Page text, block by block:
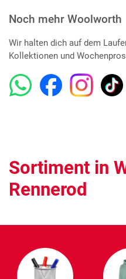
Noch mehr Woolworth
Wir halten dich auf dem
Kollektionen und
Sortiment in
Rennerod